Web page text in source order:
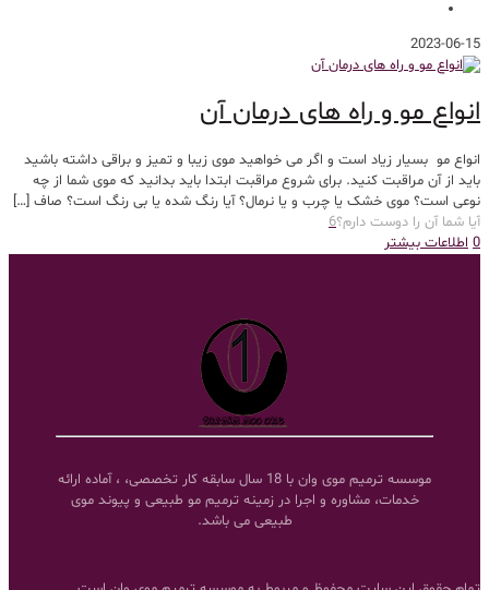
2023-06-15
انواع مو و راه های درمان آن
انواع مو بسیار زیاد است و اگر می خواهید موی زیبا و تمیز و براقی داشته باشید
باید از آن مراقبت کنید. برای شروع مراقبت ابتدا باید بدانید که موی شما از چه
نوعی است؟ موی خشک یا چرب و یا نرمال؟ آیا رنگ شده یا بی رنگ است؟ صاف […]
آیا شما آن را دوست دارم؟6
0 اطلاعات بیشتر
موسسه ترمیم موی وان با 18 سال سابقه کار تخصصی، ، آماده ارائه
خدمات، مشاوره و اجرا در زمینه ترمیم مو طبیعی و پیوند موی
طبیعی می باشد.